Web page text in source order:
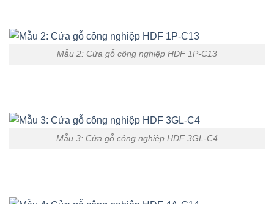
Mẫu 2: Cửa gỗ công nghiệp HDF 1P-C13
Mẫu 3: Cửa gỗ công nghiệp HDF 3GL-C4